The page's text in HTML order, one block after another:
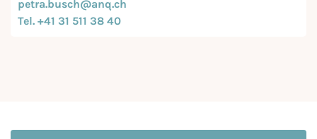
petra.busch@anq.ch
Tel. +41 31 511 38 40